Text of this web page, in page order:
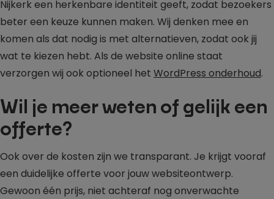
Nijkerk een herkenbare identiteit geeft, zodat bezoekers
beter een keuze kunnen maken. Wij denken mee en
komen als dat nodig is met alternatieven, zodat ook jij
wat te kiezen hebt. Als de website online staat
verzorgen wij ook optioneel het WordPress onderhoud.
Wil je meer weten of gelijk een
offerte?
Ook over de kosten zijn we transparant. Je krijgt vooraf
een duidelijke offerte voor jouw websiteontwerp.
Gewoon één prijs, niet achteraf nog onverwachte